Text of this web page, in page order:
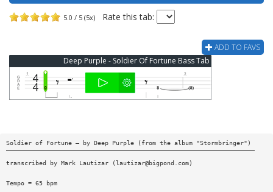
5.0 / 5 (5x) Rate this tab:
ADD TO FAVS
Deep Purple - Soldier Of Fortune Bass Tab
Soldier of Fortune — by Deep Purple (from the album "Stormbringer")
————————————————————————————————————————————————————————————————————
transcribed by Mark Lautizar (lautizar@bigpond.com)
Tempo = 65 bpm